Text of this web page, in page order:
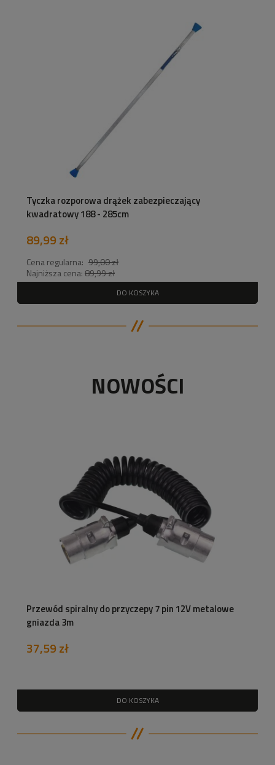
Tyczka rozporowa drążek zabezpieczający
kwadratowy 188 - 285cm
89,99 zł
Cena regularna: 99,00 zł
Najniższa cena:89,99 zł
DO KOSZYKA
NOWOŚCI
Przewód spiralny do przyczepy 7 pin 12V metalowe
gniazda 3m
37,59 zł
DO KOSZYKA